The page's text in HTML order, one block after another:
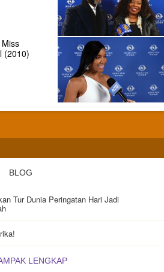
(2010)
BLOG
Tur Dunia Peringatan Hari Jadi
LENGKAP